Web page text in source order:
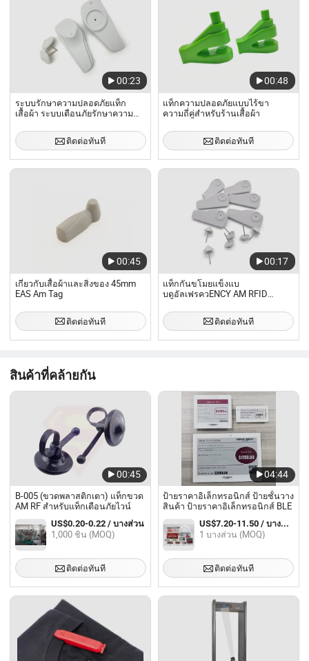
00:23
ระบบรักษาความปลอดภัยแท็ก
เสื้อผ้า ระบบเตือนภัยรักษาความ
โจรกรรม แท็กแข็ง EAS
ติดต่อทันที
00:48
แท็กความปลอดภัยแบบไร้ขา
ความถี่คู่สำหรับร้านเสื้อผ้า
ติดต่อทันที
00:45
เกี่ยวกับเสื้อผ้าและสิ่งของ 45mm
EAS Am Tag
ติดต่อทันที
00:17
แท็กกันขโมยแข็งแบ
บดูอัลเฟรควENCY AM RFID
เสื้อผ้า
ติดต่อทันที
สินค้าที่คล้ายกัน
00:45
B-005 (ขวดพลาสติกเตา) แท็กขวด
AM RF สำหรับแท็กเตือนภัยไวน์
US$0.20-0.22 / บางส่วน
1,000 ชิ้น (MOQ)
ติดต่อทันที
04:44
ป้ายราคาอิเล็กทรอนิกส์ ป้ายชั้นวาง
สินค้า ป้ายราคาอิเล็กทรอนิกส์ BLE
US$7.20-11.50 / บางส่วน
1 บางส่วน (MOQ)
ติดต่อทันที